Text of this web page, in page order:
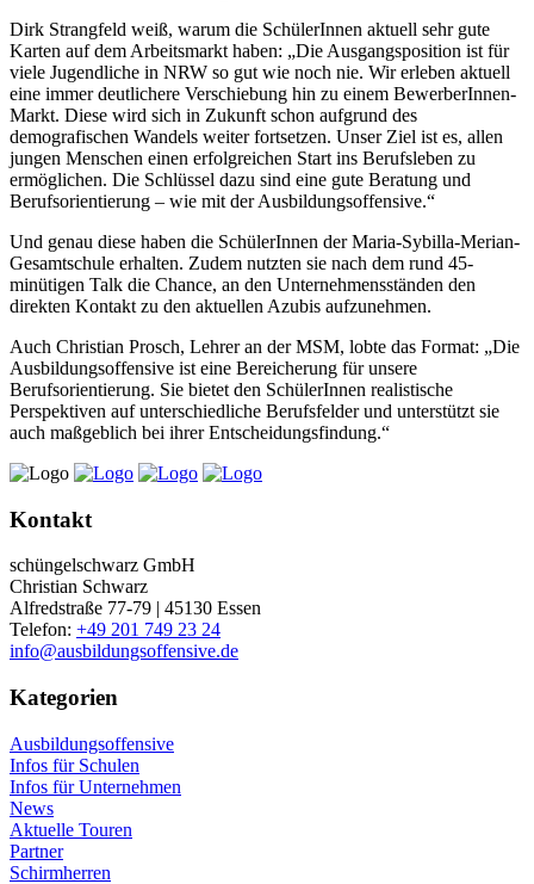
Dirk Strangfeld weiß, warum die SchülerInnen aktuell sehr gute
Karten auf dem Arbeitsmarkt haben: „Die Ausgangsposition ist für
viele Jugendliche in NRW so gut wie noch nie. Wir erleben aktuell
eine immer deutlichere Verschiebung hin zu einem BewerberInnen-
Markt. Diese wird sich in Zukunft schon aufgrund des
demografischen Wandels weiter fortsetzen. Unser Ziel ist es, allen
jungen Menschen einen erfolgreichen Start ins Berufsleben zu
ermöglichen. Die Schlüssel dazu sind eine gute Beratung und
Berufsorientierung – wie mit der Ausbildungsoffensive.“
Und genau diese haben die SchülerInnen der Maria-Sybilla-Merian-
Gesamtschule erhalten. Zudem nutzten sie nach dem rund 45-
minütigen Talk die Chance, an den Unternehmensständen den
direkten Kontakt zu den aktuellen Azubis aufzunehmen.
Auch Christian Prosch, Lehrer an der MSM, lobte das Format: „Die
Ausbildungsoffensive ist eine Bereicherung für unsere
Berufsorientierung. Sie bietet den SchülerInnen realistische
Perspektiven auf unterschiedliche Berufsfelder und unterstützt sie
auch maßgeblich bei ihrer Entscheidungsfindung.“
Kontakt
schüngelschwarz GmbH
Christian Schwarz
Alfredstraße 77-79 | 45130 Essen
Telefon: +49 201 749 23 24
info@ausbildungsoffensive.de
Kategorien
Ausbildungsoffensive
Infos für Schulen
Infos für Unternehmen
News
Aktuelle Touren
Partner
Schirmherren